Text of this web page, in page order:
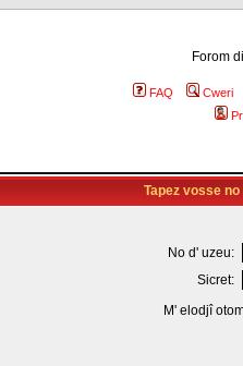
Forom
FAQ
Cweri
Tapez vosse
No d' uzeu:
Sicret:
M' elodjî